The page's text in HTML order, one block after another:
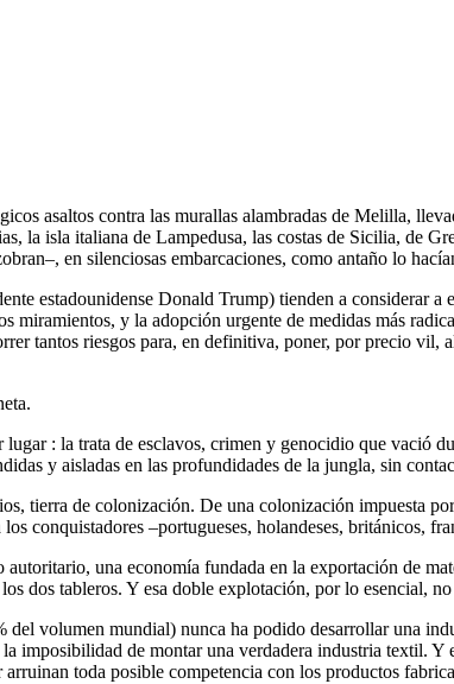
asaltos contra las murallas alambradas de Melilla,
la isla italiana de Lampedusa, las costas de Sicilia, de
en silenciosas embarcaciones, como antaño lo
estadounidense Donald Trump) tienden a considerar a
miramientos, y la adopción urgente de medidas más
tantos riesgos para, en definitiva, poner, por precio
: la trata de esclavos, crimen y genocidio que vació
y aisladas en las profundidades de la jungla, sin
tierra de colonización. De una colonización impuesta
conquistadores –portugueses, holandeses, británicos,
una economía fundada en la exportación de
dos tableros. Y esa doble explotación, por lo esencial,
volumen mundial) nunca ha podido desarrollar una
imposibilidad de montar una verdadera industria textil. Y
toda posible competencia con los productos